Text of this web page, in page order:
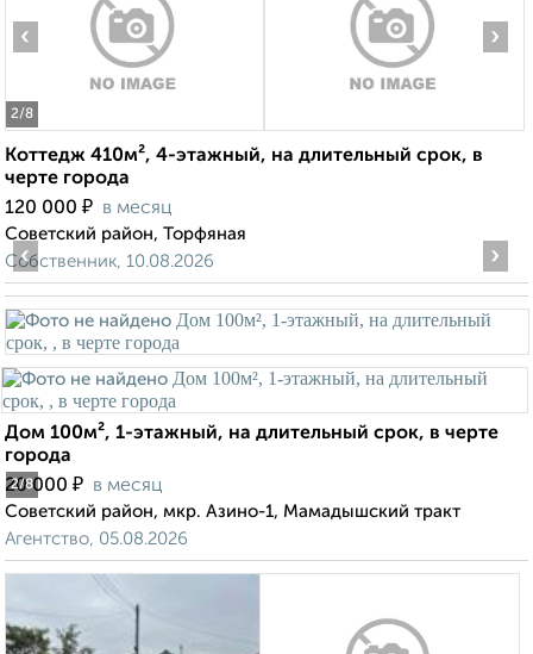
2/8
‹ ›
Коттедж 410м², 4-этажный, на длительный срок, в
черте города
120 000 ₽ в месяц
Советский район, Торфяная
Собственник, 10.08.2026
2/8
‹ ›
Дом 100м², 1-этажный, на длительный срок, в черте
города
20 000 ₽ в месяц
Советский район, мкр. Азино-1, Мамадышский тракт
Агентство, 05.08.2026